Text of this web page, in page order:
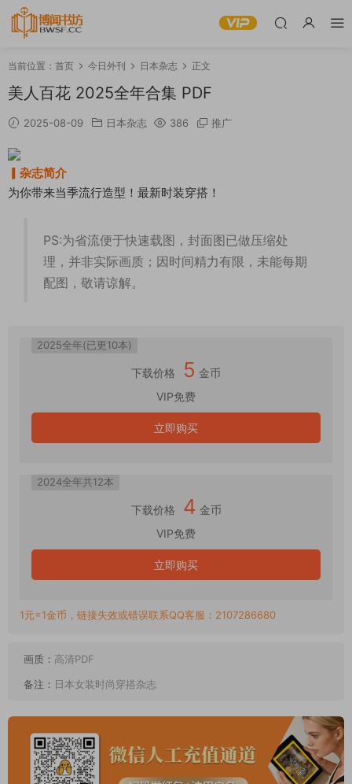
当前位置： 首页 今日外刊 日本杂志 正文
美人百花 2025全年合集 PDF
2025-08-09 日本杂志 386 推广
▎杂志简介
为你带来当季流行造型！最新时装穿搭！
PS:为省流便于快速载图，封面图已做压缩处
理，并非实际画质；因时间精力有限，未能每期
配图，敬请谅解。
2025全年(已更10本)
下载价格 5 金币
VIP免费
立即购买
2024全年共12本
下载价格 4 金币
VIP免费
立即购买
1元=1金币，链接失效或错误联系QQ客服：2107286680
画质： 高清PDF
备注： 日本女装时尚穿搭杂志